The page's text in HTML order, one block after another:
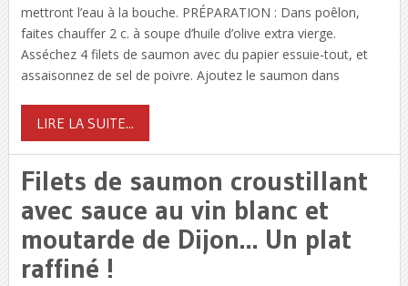
mettront l’eau à la bouche. PRÉPARATION : Dans poêlon,
faites chauffer 2 c. à soupe d’huile d’olive extra vierge.
Asséchez 4 filets de saumon avec du papier essuie-tout, et
assaisonnez de sel de poivre. Ajoutez le saumon dans
LIRE LA SUITE...
Filets de saumon croustillant
avec sauce au vin blanc et
moutarde de Dijon… Un plat
raffiné !